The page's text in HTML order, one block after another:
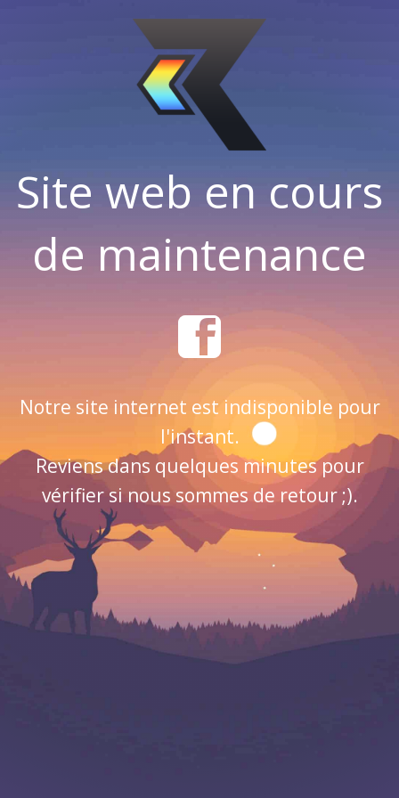
Site web en cours
de maintenance
Notre site internet est indisponible pour
l'instant.
Reviens dans quelques minutes pour
vérifier si nous sommes de retour ;).